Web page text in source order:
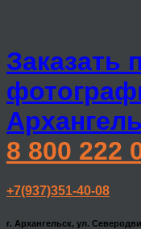
Заказать
8 800 222
+7(937)351-40-08
г. Архангельск, ул.